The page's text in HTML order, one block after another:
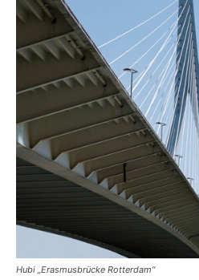
Hubi „Erasmusbrücke Rotterdam“